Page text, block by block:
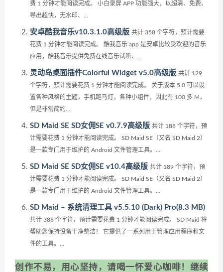
费 1 分钟才能阅读完成。 小白录屏 APP 功能强大，以超清、免费、
导出超快，无水印、...
安卓酷我音乐v10.3.1.0高级版 共计 358 个字符，预计需要
花费 1 分钟才能阅读完成。 酷我音乐 app 是安卓比较受欢迎的音乐
应用，酷我音乐提供免费在线音乐试听、...
灵动岛桌面插件Colorful Widget v5.0高级版 共计 129
个字符，预计需要花费 1 分钟才能阅读完成。 关于版本 5.0 可以设
置各种风格的主题，手机跑马灯，各种小组件，因此有 100 多 M，
但是非常简约...
SD Maid SE SD女佣SE v0.7.9高级版 共计 188 个字符，预
计需要花费 1 分钟才能阅读完成。 SD Maid SE（又名 SD Maid 2）
是一款专门用于维护的 Android 文件管理工具。...
SD Maid SE SD女佣SE v10.4高级版 共计 189 个字符，预
计需要花费 1 分钟才能阅读完成。 SD Maid SE（又名 SD Maid 2）
是一款专门用于维护的 Android 文件管理工具。...
SD Maid – 系统清理工具 v5.5.10 (Dark) Pro(8.3 MB)
共计 386 个字符，预计需要花费 1 分钟才能阅读完成。 SD Maid 将
帮助您保持设备干净整洁！ 它提供了一系列用于管理应用程序和文
件的工具。...
创作不易，用心坚持，请喝一怀爱心咖啡！继续